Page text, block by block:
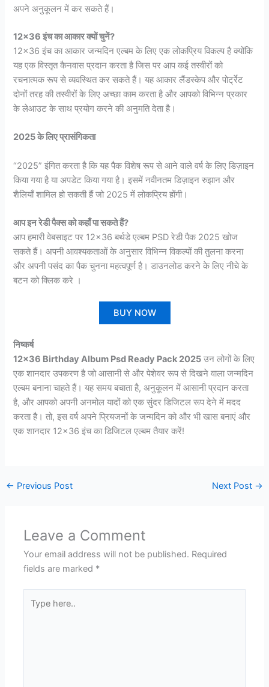
अपने अनुकूलन में कर सकते हैं।
12×36 इंच का आकार क्यों चुनें?
12×36 इंच का आकार जन्मदिन एल्बम के लिए एक लोकप्रिय विकल्प है क्योंकि
यह एक विस्तृत कैनवास प्रदान करता है जिस पर आप कई तस्वीरों को
रचनात्मक रूप से व्यवस्थित कर सकते हैं। यह आकार लैंडस्केप और पोर्ट्रेट
दोनों तरह की तस्वीरों के लिए अच्छा काम करता है और आपको विभिन्न प्रकार
के लेआउट के साथ प्रयोग करने की अनुमति देता है।
2025 के लिए प्रासंगिकता
“2025” इंगित करता है कि यह पैक विशेष रूप से आने वाले वर्ष के लिए डिज़ाइन
किया गया है या अपडेट किया गया है। इसमें नवीनतम डिज़ाइन रुझान और
शैलियाँ शामिल हो सकती हैं जो 2025 में लोकप्रिय होंगी।
आप इन रेडी पैक्स को कहाँ पा सकते हैं?
आप हमारी वेबसाइट पर 12×36 बर्थडे एल्बम PSD रेडी पैक 2025 खोज
सकते हैं। अपनी आवश्यकताओं के अनुसार विभिन्न विकल्पों की तुलना करना
और अपनी पसंद का पैक चुनना महत्वपूर्ण है। डाउनलोड करने के लिए नीचे के
बटन को क्लिक करे ।
BUY NOW
निष्कर्ष
12×36 Birthday Album Psd Ready Pack 2025 उन लोगों के लिए
एक शानदार उपकरण है जो आसानी से और पेशेवर रूप से दिखने वाला जन्मदिन
एल्बम बनाना चाहते हैं। यह समय बचाता है, अनुकूलन में आसानी प्रदान करता
है, और आपको अपनी अनमोल यादों को एक सुंदर डिजिटल रूप देने में मदद
करता है। तो, इस वर्ष अपने प्रियजनों के जन्मदिन को और भी खास बनाएं और
एक शानदार 12×36 इंच का डिजिटल एल्बम तैयार करें!
← Previous Post Next Post →
Leave a Comment
Your email address will not be published. Required
fields are marked *
here..